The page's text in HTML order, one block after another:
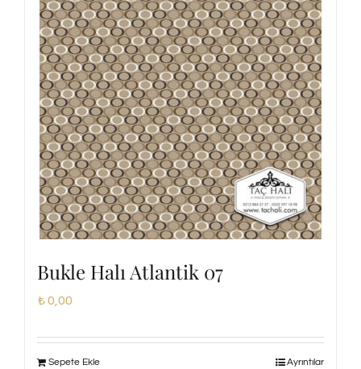
Bukle Halı Atlantik 07
₺0,00
Sepete Ekle Ayrıntılar